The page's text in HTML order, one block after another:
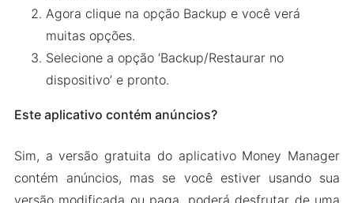
Agora clique na opção Backup e você verá
muitas opções.
Selecione a opção ‘Backup/Restaurar no
dispositivo’ e pronto.
Este aplicativo contém anúncios?
Sim, a versão gratuita do aplicativo Money Manager
contém anúncios, mas se você estiver usando sua
versão modificada ou paga, poderá desfrutar de uma